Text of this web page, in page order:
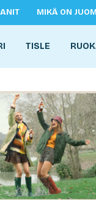
MIKÄ ON
TISLE